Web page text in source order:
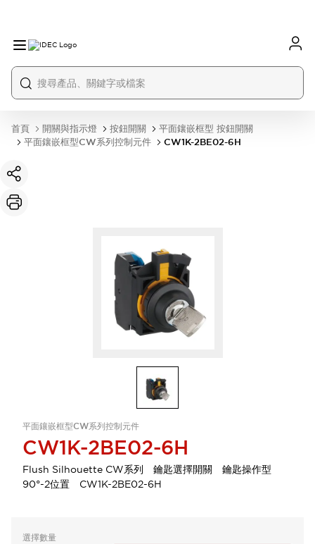
首頁 開關與指示燈 按鈕開關
平面鑲嵌框型 按鈕開關
平面鑲嵌框型CW系列控制元件
CW1K-2BE02-6H
平面鑲嵌框型CW系列控制元件
CW1K-2BE02-6H
Flush Silhouette CW系列 鑰匙選擇開關 鑰匙操作型
90°-2位置 CW1K-2BE02-6H
選擇數量